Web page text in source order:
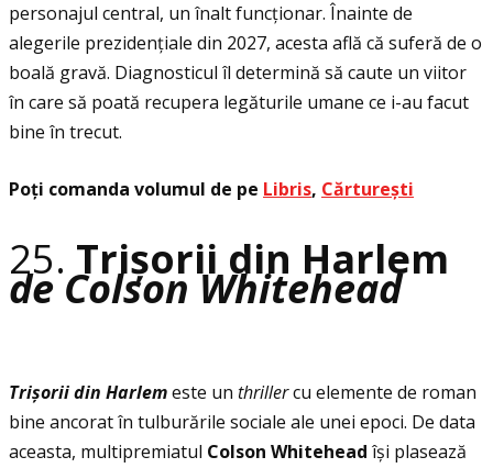
personajul central, un înalt funcţionar. Înainte de
alegerile prezidenţiale din 2027, acesta află că suferă de o
boală gravă. Diagnosticul îl determină să caute un viitor
în care să poată recupera legăturile umane ce i-au facut
bine în trecut.
Poţi comanda volumul de pe Libris, Cărturești
25. Trișorii din Harlem
de Colson Whitehead
Trișorii din Harlemeste un thrillercu elemente de roman
bine ancorat în tulburările sociale ale unei epoci. De data
aceasta, multipremiatul Colson Whitehead își plasează